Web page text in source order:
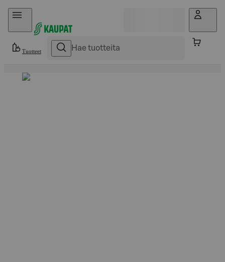
Hyppää sisältöön
Tuotteet